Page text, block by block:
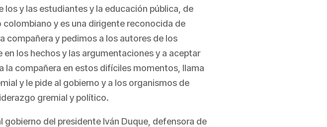
y las estudiantes y la educación pública, de
y es una dirigente reconocida de
y pedimos a los autores de los
los hechos y las argumentaciones y a aceptar
la compañera en estos difíciles momentos, llama
y le pide al gobierno y a los organismos de
gremial y político.
del presidente Iván Duque, defensora de